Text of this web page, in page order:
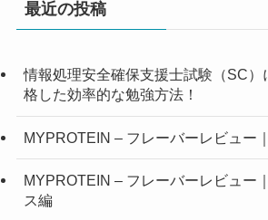
最近の投稿
情報処理安全確保支援士試験（SC）
格した効率的な勉強方法！
MYPROTEIN – フレーバーレビュー
MYPROTEIN – フレーバーレビュー
ス編